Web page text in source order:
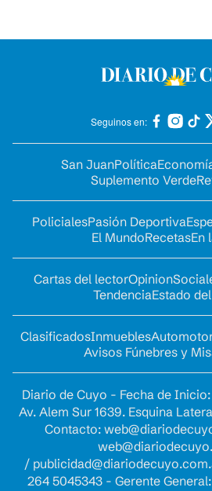
Seguinos en:
San JuanPolítica
Suplemento Verde
PolicialesPasión Deportiva
El MundoRecetasEn
Cartas del lectorOpinion
TendenciaEstado
ClasificadosInmuebles
Avisos Fúnebres y
Diario de Cuyo - Fecha de
Av. Alem Sur 1639. Esquina
Contacto:
/
264 5045343 - Gerente